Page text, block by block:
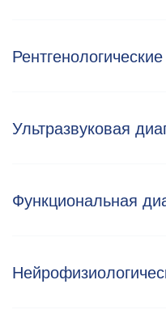
Ультразвуковая
Функциональная